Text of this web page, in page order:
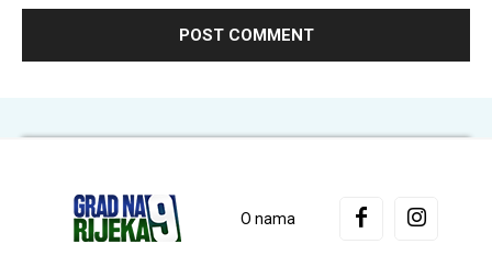
O nama